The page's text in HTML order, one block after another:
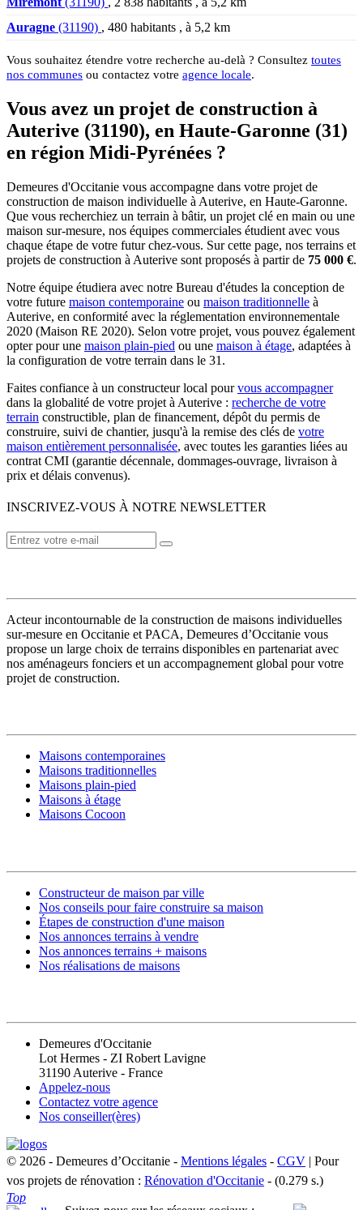
Auragne (31190) , 480 habitants , à 5,2 km
Vous souhaitez étendre votre recherche au-delà ? Consultez toutes
nos communes ou contactez votre agence locale.
Vous avez un projet de construction à
Auterive (31190), en Haute-Garonne (31)
en région Midi-Pyrénées ?
Demeures d'Occitanie vous accompagne dans votre projet de
construction de maison individuelle à Auterive, en Haute-Garonne.
Que vous recherchiez un terrain à bâtir, un projet clé en main ou une
maison sur-mesure, nos équipes commerciales étudient avec vous
chaque étape de votre futur chez-vous. Sur cette page, nos terrains et
projets de construction à Auterive sont proposés à partir de 75 000 €.
Notre équipe étudiera avec notre Bureau d'études la conception de
votre future maison contemporaine ou maison traditionnelle à
Auterive, en conformité avec la réglementation environnementale
2020 (Maison RE 2020). Selon votre projet, vous pouvez également
opter pour une maison plain-pied ou une maison à étage, adaptées à
la configuration de votre terrain dans le 31.
Faites confiance à un constructeur local pourvous accompagner
dans la globalité de votre projet à Auterive : recherche de votre
terrain constructible, plan de financement, dépôt du permis de
construire, suivi de chantier, jusqu'à la remise des clés de votre
maison entièrement personnalisée, avec toutes les garanties liées au
contrat CMI (garantie décennale, dommages-ouvrage, livraison à
prix et délais convenus).
INSCRIVEZ-VOUS À NOTRE NEWSLETTER
Acteur incontournable de la construction de maisons individuelles
sur-mesure en Occitanie et PACA, Demeures d’Occitanie vous
propose un large choix de terrains disponibles en partenariat avec
nos aménageurs fonciers et un accompagnement global pour votre
projet de construction.
Maisons contemporaines
Maisons traditionnelles
Maisons plain-pied
Maisons à étage
Maisons Cocoon
Constructeur de maison par ville
Nos conseils pour faire construire sa maison
Étapes de construction d'une maison
Nos annonces terrains à vendre
Nos annonces terrains + maisons
Nos réalisations de maisons
Demeures d'Occitanie
Lot Hermes - ZI Robert Lavigne
31190 Auterive - France
Appelez-nous
Contactez votre agence
Nos conseiller(ères)
© 2026 - Demeures d’Occitanie - Mentions légales - CGV | Pour
vos projets de rénovation : Rénovation d'Occitanie - (0.279 s.)
Top